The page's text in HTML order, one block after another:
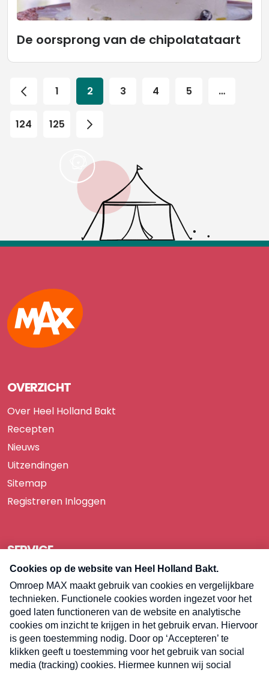
De oorsprong van de chipolatataart
1 2 3 4 5 …
124 125
Max
OVERZICHT
Over Heel Holland Bakt
Recepten
Nieuws
Uitzendingen
Sitemap
Registreren Inloggen
SERVICE
Over Omroep MAX
Pers
Contact
Algemene voorwaarden
Privacyverklaring
Cookieverklaring